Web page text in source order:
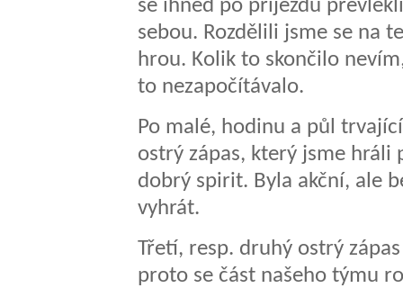
se ihned po příjezdu
sebou. Rozdělili jsme se na
hrou. Kolik to skončilo
to nezapočítávalo.
Po malé, hodinu a půl
ostrý zápas, který jsme
dobrý spirit. Byla akční, ale
vyhrát.
Třetí, resp. druhý ostrý
proto se část našeho týmu